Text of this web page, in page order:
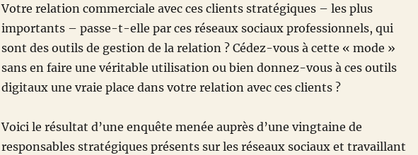
Votre relation commerciale avec ces clients stratégiques – les plus
importants – passe-t-elle par ces réseaux sociaux professionnels, qui
sont des outils de gestion de la relation ? Cédez-vous à cette « mode »
sans en faire une véritable utilisation ou bien donnez-vous à ces outils
digitaux une vraie place dans votre relation avec ces clients ?
Voici le résultat d’une enquête menée auprès d’une vingtaine de
responsables stratégiques présents sur les réseaux sociaux et travaillant